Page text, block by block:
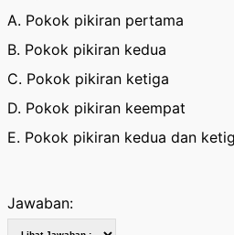
A. Pokok pikiran pertama
B. Pokok pikiran kedua
C. Pokok pikiran ketiga
D. Pokok pikiran keempat
E. Pokok pikiran kedua dan
Jawaban: